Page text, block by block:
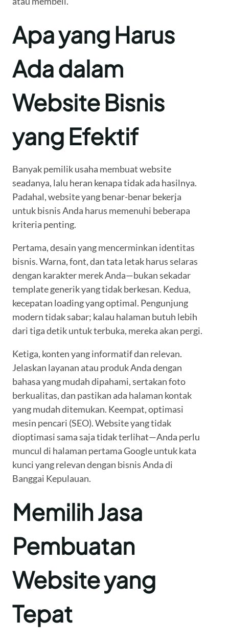
Apa yang Harus
Ada dalam
Website Bisnis
yang Efektif
Banyak pemilik usaha membuat website
seadanya, lalu heran kenapa tidak ada hasilnya.
Padahal, website yang benar-benar bekerja
untuk bisnis Anda harus memenuhi beberapa
kriteria penting.
Pertama, desain yang mencerminkan identitas
bisnis. Warna, font, dan tata letak harus selaras
dengan karakter merek Anda—bukan sekadar
template generik yang tidak berkesan. Kedua,
kecepatan loading yang optimal. Pengunjung
modern tidak sabar; kalau halaman butuh lebih
dari tiga detik untuk terbuka, mereka akan pergi.
Ketiga, konten yang informatif dan relevan.
Jelaskan layanan atau produk Anda dengan
bahasa yang mudah dipahami, sertakan foto
berkualitas, dan pastikan ada halaman kontak
yang mudah ditemukan. Keempat, optimasi
mesin pencari (SEO). Website yang tidak
dioptimasi sama saja tidak terlihat—Anda perlu
muncul di halaman pertama Google untuk kata
kunci yang relevan dengan bisnis Anda di
Banggai Kepulauan.
Memilih Jasa
Pembuatan
Website yang
Tepat